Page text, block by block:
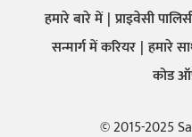
हमारे बारे में प्राइवेसी
सन्मार्ग में करियर हमारे
कोड
© 2015-2025